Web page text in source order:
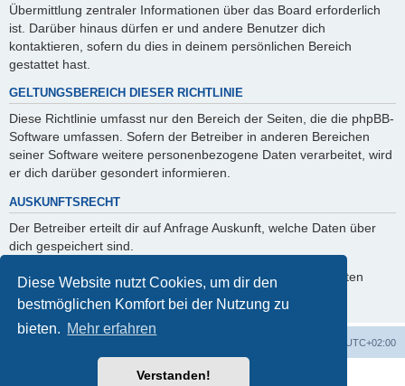
Diese Website nutzt Cookies, um dir den
bestmöglichen Komfort bei der Nutzung zu
bieten. Mehr erfahren
Verstanden!
Übermittlung zentraler Informationen über das Board erforderlich
ist. Darüber hinaus dürfen er und andere Benutzer dich
kontaktieren, sofern du dies in deinem persönlichen Bereich
gestattet hast.
GELTUNGSBEREICH DIESER RICHTLINIE
Diese Richtlinie umfasst nur den Bereich der Seiten, die die phpBB-
Software umfassen. Sofern der Betreiber in anderen Bereichen
seiner Software weitere personenbezogene Daten verarbeitet, wird
er dich darüber gesondert informieren.
AUSKUNFTSRECHT
Der Betreiber erteilt dir auf Anfrage Auskunft, welche Daten über
dich gespeichert sind.
Du kannst jederzeit die Löschung bzw. Sperrung deiner Daten
verlangen. Kontaktiere hierzu bitte den Betreiber.
UTC+02:00
Powered byphpBB® Forum Software © phpBB Limited